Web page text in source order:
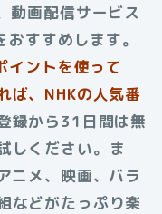
動画配信サービス
すすめします。
イントを使って
ば、NHKの人気番
録から31日間は無
しください。ま
ニメ、映画、バラ
などがたっぷり楽